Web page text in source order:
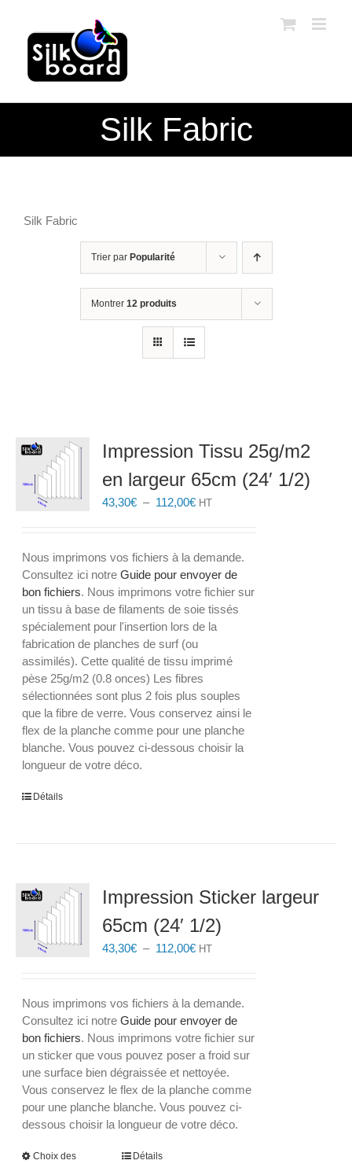
contenu
Silk Fabric
Silk Fabric
Trier par Popularité
Montrer 12 produits
Impression Tissu 25g/m2
en largeur 65cm (24′ 1/2)
43,30€ – 112,00€Plage
43,30€
à
112,00€
HT
Nous imprimons vos fichiers à la demande.
Consultez ici notreGuide pour envoyer de
bon fichiers. Nous imprimons votre fichier sur
un tissu à base de filaments de soie tissés
spécialement pour l'insertion lors de la
fabrication de planches de surf (ou
assimilés). Cette qualité de tissu imprimé
pèse 25g/m2 (0.8 onces) Les fibres
sélectionnées sont plus 2 fois plus souples
que la fibre de verre. Vous conservez ainsi le
flex de la planche comme pour une planche
blanche. Vous pouvez ci-dessous choisir la
longueur de votre déco.
Détails
Impression Sticker largeur
65cm (24′ 1/2)
43,30€ – 112,00€Plage
43,30€
à
112,00€
HT
Nous imprimons vos fichiers à la demande.
Consultez ici notreGuide pour envoyer de
bon fichiers. Nous imprimons votre fichier sur
un sticker que vous pouvez poser a froid sur
une surface bien dégraissée et nettoyée.
Vous conservez le flex de la planche comme
pour une planche blanche. Vous pouvez ci-
dessous choisir la longueur de votre déco.
Choix des
CeDétails